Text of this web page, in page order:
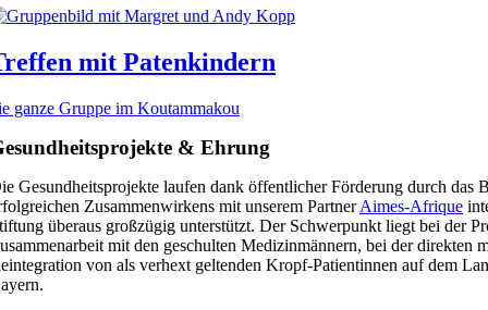
mit Patenkindern
ganze Gruppe im Koutammakou
& Ehrung
Gesundheitsprojekte laufen dank öffentlicher Förderung durch
Zusammenwirkens mit unserem PartnerAimes-Afrique
überaus großzügig unterstützt. Der Schwerpunkt liegt bei der
mit den geschulten Medizinmännern, bei der
von als verhext geltenden Kropf-Patientinnen auf dem